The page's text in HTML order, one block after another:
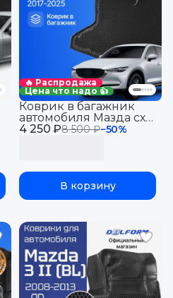
🔥 Распродажа
Цена что надо 👍
4 250 ₽8 500 ₽−50%
Коврик в багажник
автомобиля Мазда сх5
сх-5 2 (2017-22), Mazda
В корзину